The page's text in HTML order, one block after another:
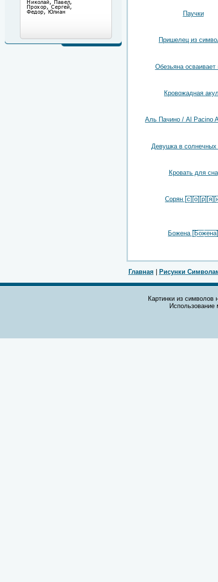
Паучки
Пришелец из
Обезьяна осваивает
Кровожадная
Аль Пачино / Al Pacino
Девушка в солнечных
Кровать для сна
Сорян
Божена [̲̲̅̅Б̲̲̅̅о̲̲̅̅ж̲̲̅̅е̲̲̅̅н̲̲̅̅а̲̲̅̅]
Главная Рисунки
Картинки из символов
Использование